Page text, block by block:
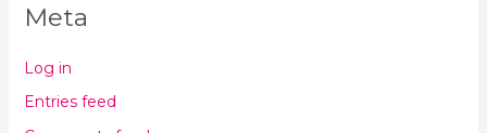
Meta
Log in
Entries feed